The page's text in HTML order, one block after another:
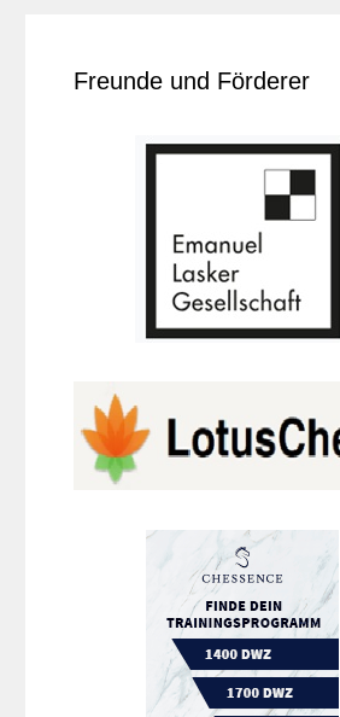
Freunde und Förderer